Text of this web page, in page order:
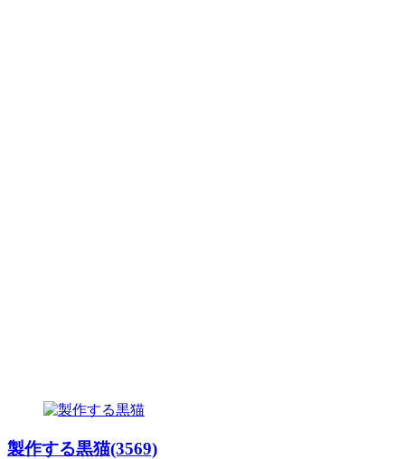
製作する黒猫(3569)